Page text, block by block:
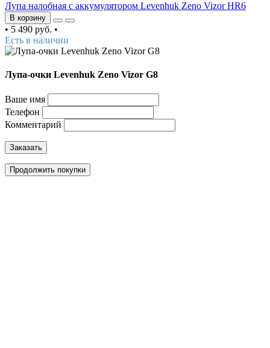
Лупа налобная с аккумулятором Levenhuk Zeno Vizor HR6
В корзину
• 5 490 руб. •
Есть в наличии
Лупа-очки Levenhuk Zeno Vizor G8
Ваше имя
Телефон
Комментарий
Заказать
Продолжить покупки